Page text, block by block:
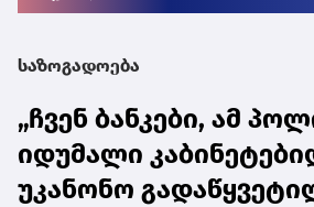
საზოგადოება
„ჩვენ ბანკები, ამ
იდუმალი
უკანონო